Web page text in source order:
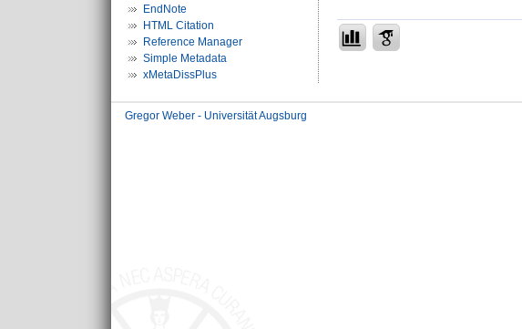
EndNote
HTML Citation
Reference Manager
Simple Metadata
xMetaDissPlus
Gregor Weber - Universität Augsburg